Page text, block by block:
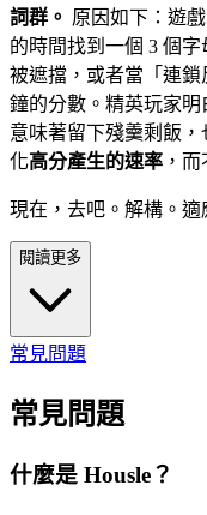
詞群。 原因如下：遊
的時間找到一個 3 個
被遮擋，或者當「連
鐘的分數。精英玩家
意味著留下殘羹剩飯
化高分產生的速率 ，
現在，去吧。解構。適
閱讀更多
常見問題
常見問題
什麼是 Housle？